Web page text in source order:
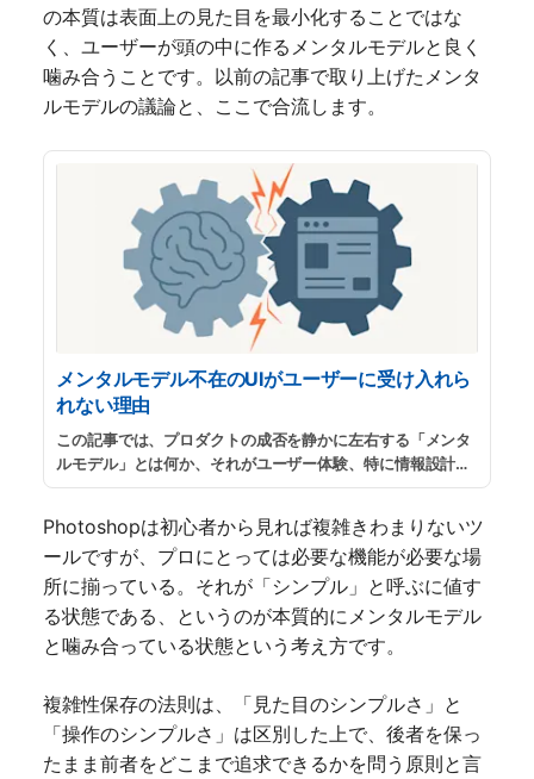
の本質は表面上の見た目を最小化することではな
く、ユーザーが頭の中に作るメンタルモデルと良く
噛み合うことです。以前の記事で取り上げたメンタ
ルモデルの議論と、ここで合流します。
メンタルモデル不在のUIがユーザーに受け入れら
れない理由
この記事では、プロダクトの成否を静かに左右する「メンタ
ルモデル」とは何か、それがユーザー体験、特に情報設計に
どう影響するのか、そしてデザイナーはそれをどう扱ってい
り下げてみます。...続きを読む
Photoshopは初心者から見れば複雑きわまりないツ
ールですが、プロにとっては必要な機能が必要な場
所に揃っている。それが「シンプル」と呼ぶに値す
る状態である、というのが本質的にメンタルモデル
と噛み合っている状態という考え方です。
複雑性保存の法則は、「見た目のシンプルさ」と
「操作のシンプルさ」は区別した上で、後者を保っ
たまま前者をどこまで追求できるかを問う原則と言